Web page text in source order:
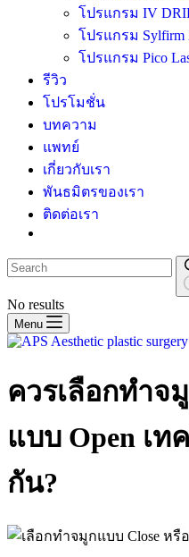
โปรแกรม IV
โปรแกรม Sylfirm
โปรแกรม Pico
รีวิว
โปรโมชั่น
บทความ
แพทย์
เกี่ยวกับเรา
พันธมิตรของเรา
ติดต่อเรา
No results
Menu
ควรเลือกทำจ
แบบ Open เ
กัน?